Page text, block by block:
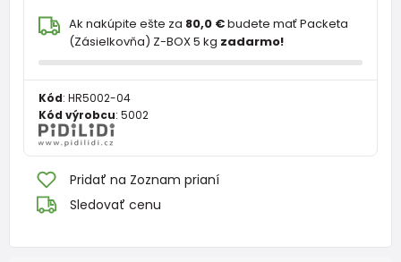
Ak nakúpite ešte za 80,0 €budete mať Packeta
(Zásielkovňa) Z-BOX 5 kg zadarmo!
Kód: HR5002-04
Kód výrobcu: 5002
Pridať na Zoznam prianí
Sledovať cenu